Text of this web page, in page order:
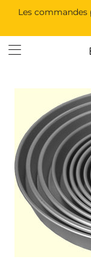
Les commandes